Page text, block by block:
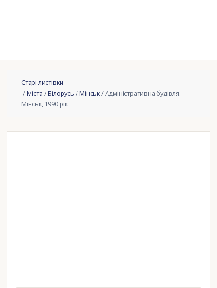
Старі листівки
/Міста /Білорусь /Мінськ/ Адміністративна будівля.
Мінськ, 1990 рік